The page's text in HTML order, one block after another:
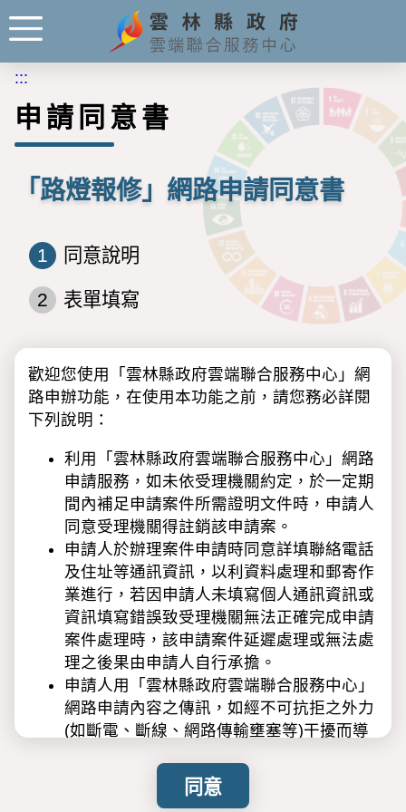
:::
申請同意書
「路燈報修」網路申請同意書
1 同意說明
2 表單填寫
歡迎您使用「雲林縣政府雲端聯合服務中心」網
路申辦功能，在使用本功能之前，請您務必詳閱
下列說明：
利用「雲林縣政府雲端聯合服務中心」網路
申請服務，如未依受理機關約定，於一定期
間內補足申請案件所需證明文件時，申請人
同意受理機關得註銷該申請案。
申請人於辦理案件申請時同意詳填聯絡電話
及住址等通訊資訊，以利資料處理和郵寄作
業進行，若因申請人未填寫個人通訊資訊或
資訊填寫錯誤致受理機關無法正確完成申請
案件處理時，該申請案件延遲處理或無法處
理之後果由申請人自行承擔。
申請人用「雲林縣政府雲端聯合服務中心」
網路申請內容之傳訊，如經不可抗拒之外力
(如斷電、斷線、網路傳輸壅塞等)干擾而導
響申請人權益時，各受理機關不負任何責